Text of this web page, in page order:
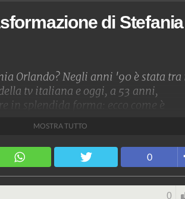
di Stefania
Orlando? Negli anni '90 è stata tra
tv italiana e oggi, a 53 anni,
in splendida forma: ecco come è
1.957 video 138.077 foto
MOSTRA TUTTO
0
0